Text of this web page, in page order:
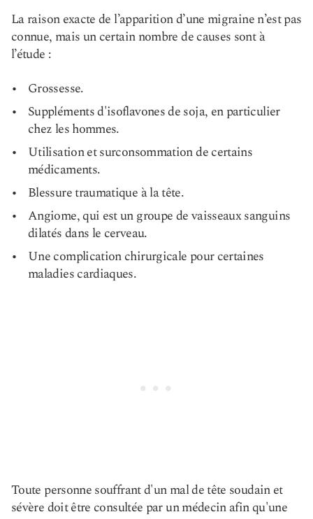
La raison exacte de l’apparition d’une migraine n’est pas
connue, mais un certain nombre de causes sont à
l’étude :
Grossesse.
Suppléments d'isoflavones de soja, en particulier
chez les hommes.
Utilisation et surconsommation de certains
médicaments.
Blessure traumatique à la tête.
Angiome, qui est un groupe de vaisseaux sanguins
dilatés dans le cerveau.
Une complication chirurgicale pour certaines
maladies cardiaques.
Toute personne souffrant d'un mal de tête soudain et
sévère doit être consultée par un médecin afin qu'une